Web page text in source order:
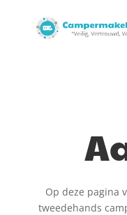
Op deze pagina
tweedehands